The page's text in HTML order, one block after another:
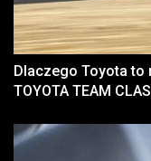
Dlaczego Toyota to
TOYOTA TEAM